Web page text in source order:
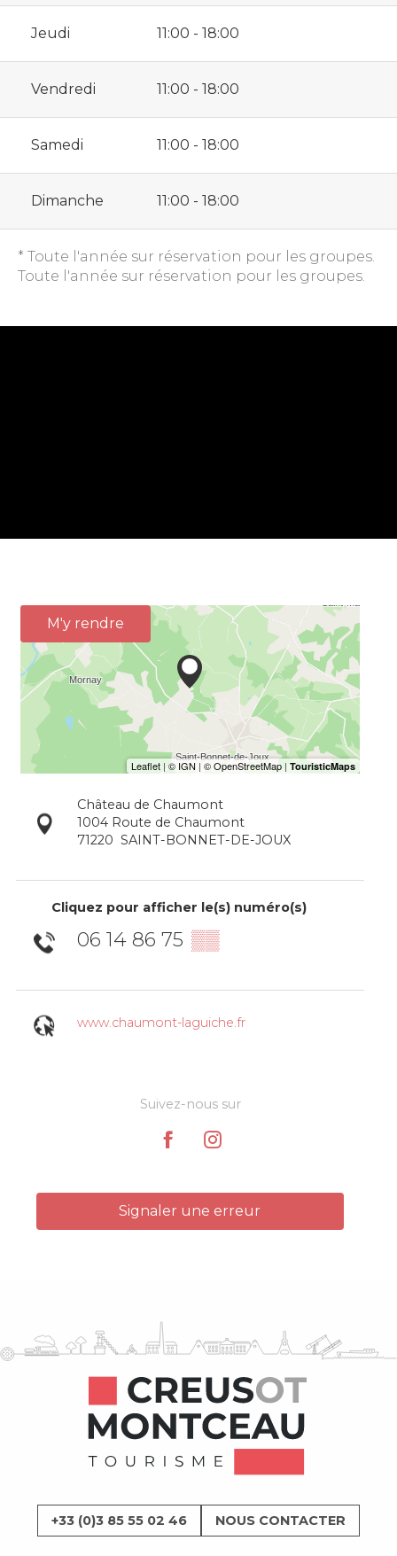
Jeudi 11:00 - 18:00
Vendredi 11:00 - 18:00
Samedi 11:00 - 18:00
Dimanche 11:00 - 18:00
* Toute l'année sur réservation pour les groupes.
Toute l'année sur réservation pour les groupes.
M'y rendre
Château de Chaumont
1004 Route de Chaumont
71220 SAINT-BONNET-DE-JOUX
Cliquez pour afficher le(s) numéro(s)
06 14 86 75 ▒▒
www.chaumont-laguiche.fr
Suivez-nous sur
Signaler une erreur
+33 (0)3 85 55 02 46 NOUS CONTACTER